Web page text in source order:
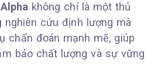
không chỉ là một thủ
cứu định lượng mà
chẩn đoán mạnh mẽ, giúp
bảo chất lượng và sự vững